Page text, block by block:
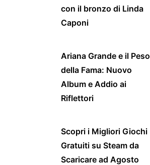
con il bronzo di Linda
Caponi
Ariana Grande e il Peso
della Fama: Nuovo
Album e Addio ai
Riflettori
Scopri i Migliori Giochi
Gratuiti su Steam da
Scaricare ad Agosto